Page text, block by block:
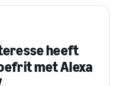
heeft
met Alexa